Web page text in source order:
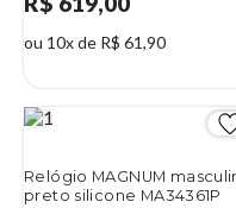
ou 10x de R$ 61,90
Relógio MAGNUM
preto silicone MA34361P